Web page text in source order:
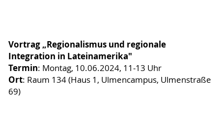
Vortrag „Regionalismus und regionale
Integration in Lateinamerika"
Termin: Montag, 10.06.2024, 11-13 Uhr
Ort: Raum 134 (Haus 1, Ulmencampus, Ulmenstraße
69)